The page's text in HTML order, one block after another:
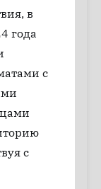
в
года
с
с